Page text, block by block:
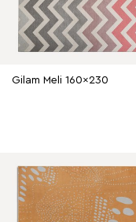
Gilam Meli 160x230